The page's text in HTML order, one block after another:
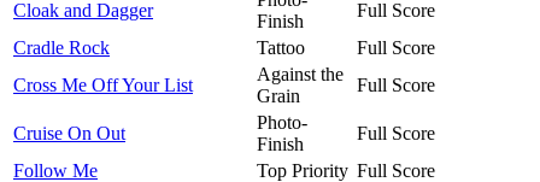
Cloak and Dagger
Finish
Full Score
Cradle Rock
Tattoo
Full Score
Cross Me Off Your List
Against the
Grain
Full Score
Cruise On Out
Photo-
Finish
Full Score
Follow Me
Top Priority Full Score